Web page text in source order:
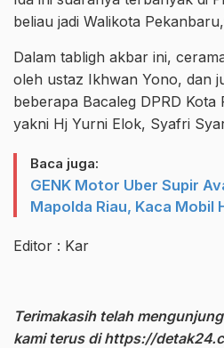
beliau jadi Walikota
Dalam tabligh akbar ini,
oleh ustaz Ikhwan Yono, dan
beberapa Bacaleg DPRD Kota
yakni Hj Yurni Elok, Syafri
Baca juga:
GENK Motor Uber Supir
Mapolda Riau, Kaca Mobil
Editor : Kar
Terimakasih telah
kami terus dihttps://